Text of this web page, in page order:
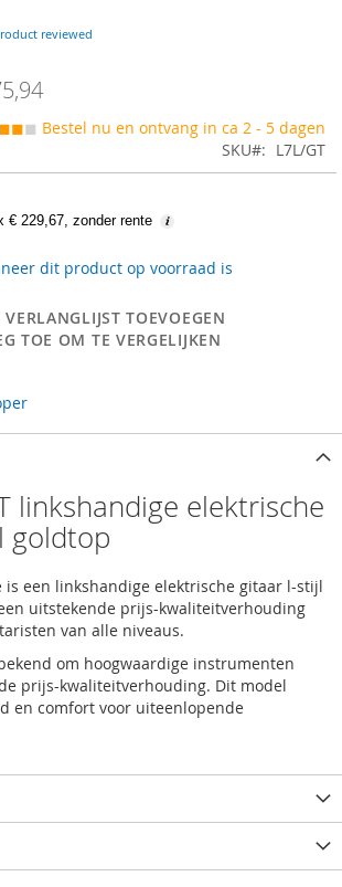
reviewed
◼◼◼ Bestel nu en ontvang in ca 2 - 5 dagen
SKU
L7L/GT
€ 229,67, zonder rente
dit product op voorraad is
TOEVOEGEN
TOE OM TE VERGELIJKEN
linkshandige elektrische
goldtop
is een linkshandige elektrische gitaar l-stijl
uitstekende prijs-kwaliteitverhouding
van alle niveaus.
om hoogwaardige instrumenten
prijs-kwaliteitverhouding. Dit model
en comfort voor uiteenlopende